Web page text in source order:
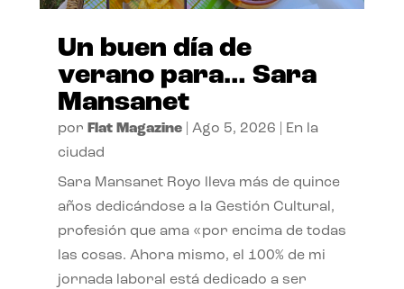
Un buen día de
verano para… Sara
Mansanet
por Flat Magazine| Ago 5, 2026
En la
ciudad
Sara Mansanet Royo lleva más de quince
años dedicándose a la Gestión Cultural,
profesión que ama «por encima de todas
las cosas. Ahora mismo, el 100% de mi
jornada laboral está dedicado a ser